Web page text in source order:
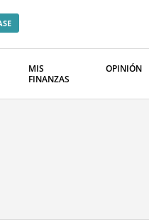
MIS
FINANZAS
OPINIÓN